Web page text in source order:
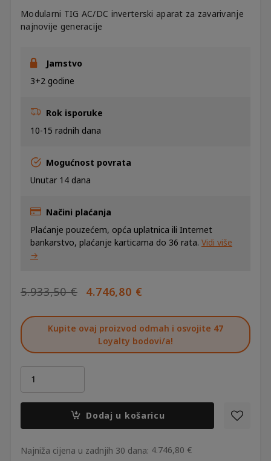
Modularni TIG AC/DC inverterski aparat za zavarivanje
najnovije generacije
Jamstvo
3+2 godine
Rok isporuke
10-15 radnih dana
Mogućnost povrata
Unutar 14 dana
Načini plaćanja
Plaćanje pouzećem, opća uplatnica ili Internet
bankarstvo, plaćanje karticama do 36 rata. Vidi više
→
5.933,50€
IZVORNA
BILA
5.933,50 €.
4.746,80 €
JE:
4.746,80 €.
Kupite ovaj proizvod odmah i osvojite 47
Loyalty bodovi/a!
XQ
Dodaj u košaricu
Najniža cijena u zadnjih 30 dana: 4.746,80 €